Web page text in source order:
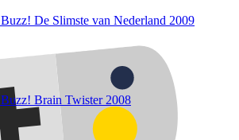
Buzz! De Slimste van Nederland 2009
Buzz! Brain Twister 2008